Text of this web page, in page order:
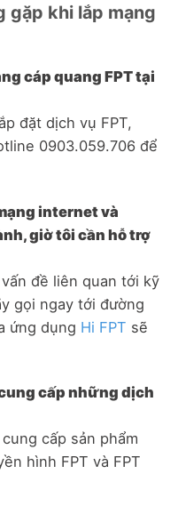
gặp khi lắp mạng
cáp quang FPT tại
đặt dịch vụ FPT,
0903.059.706 để
internet và
giờ tôi cần hỗ trợ
đề liên quan tới kỹ
gọi ngay tới đường
ứng dụng Hi FPT sẽ
cấp những dịch
cấp sản phẩm
hình FPT và FPT